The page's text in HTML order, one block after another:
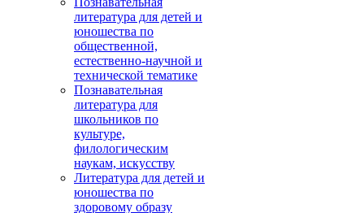
литература для детей и
юношества по
общественной,
естественно-научной и
технической тематике
Познавательная
литература для
школьников по
культуре,
филологическим
наукам, искусству
Литература для детей и
юношества по
здоровому образу